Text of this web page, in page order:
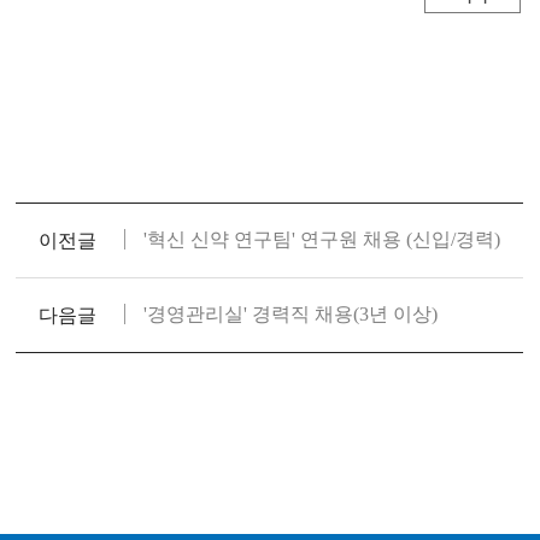
이전글 '혁신 신약 연구팀' 연구원 채용 (신입/경력)
다음글 '경영관리실' 경력직 채용(3년 이상)